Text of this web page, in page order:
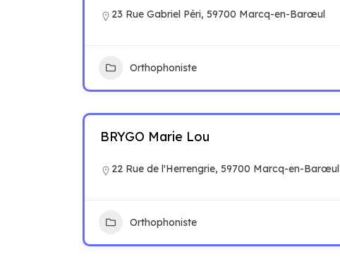
23 Rue Gabriel Péri, 59700 Marcq-en-Barœul
Orthophoniste
BRYGO Marie Lou
22 Rue de l'Herrengrie, 59700 Marcq-en-Barœul
Orthophoniste